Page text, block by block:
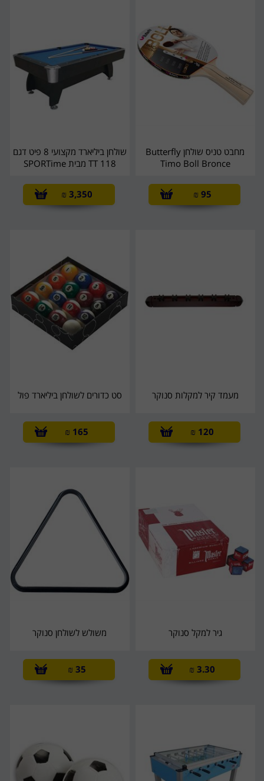
מחבט טניס שולחן Butterfly
Timo Boll Bronce
95
₪
שולחן ביליארד מקצועי 8 פיט דגם
TT 118 מבית SPORTime
3,350
₪
מעמד קיר למקלות סנוקר
120
₪
סט כדורים לשולחן ביליארד פול
165
₪
גיר למקל סנוקר
3.30
₪
משולש לשולחן סנוקר
35
₪